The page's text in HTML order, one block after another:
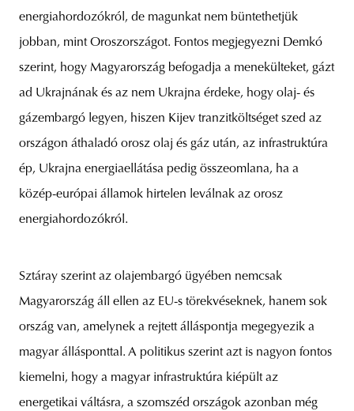
energiahordozókról, de magunkat nem büntethetjük
jobban, mint Oroszországot. Fontos megjegyezni Demkó
szerint, hogy Magyarország befogadja a menekülteket, gázt
ad Ukrajnának és az nem Ukrajna érdeke, hogy olaj- és
gázembargó legyen, hiszen Kijev tranzitköltséget szed az
országon áthaladó orosz olaj és gáz után, az infrastruktúra
ép, Ukrajna energiaellátása pedig összeomlana, ha a
közép-európai államok hirtelen leválnak az orosz
energiahordozókról.
Sztáray szerint az olajembargó ügyében nemcsak
Magyarország áll ellen az EU-s törekvéseknek, hanem sok
ország van, amelynek a rejtett álláspontja megegyezik a
magyar állásponttal. A politikus szerint azt is nagyon fontos
kiemelni, hogy a magyar infrastruktúra kiépült az
energetikai váltásra, a szomszéd országok azonban még